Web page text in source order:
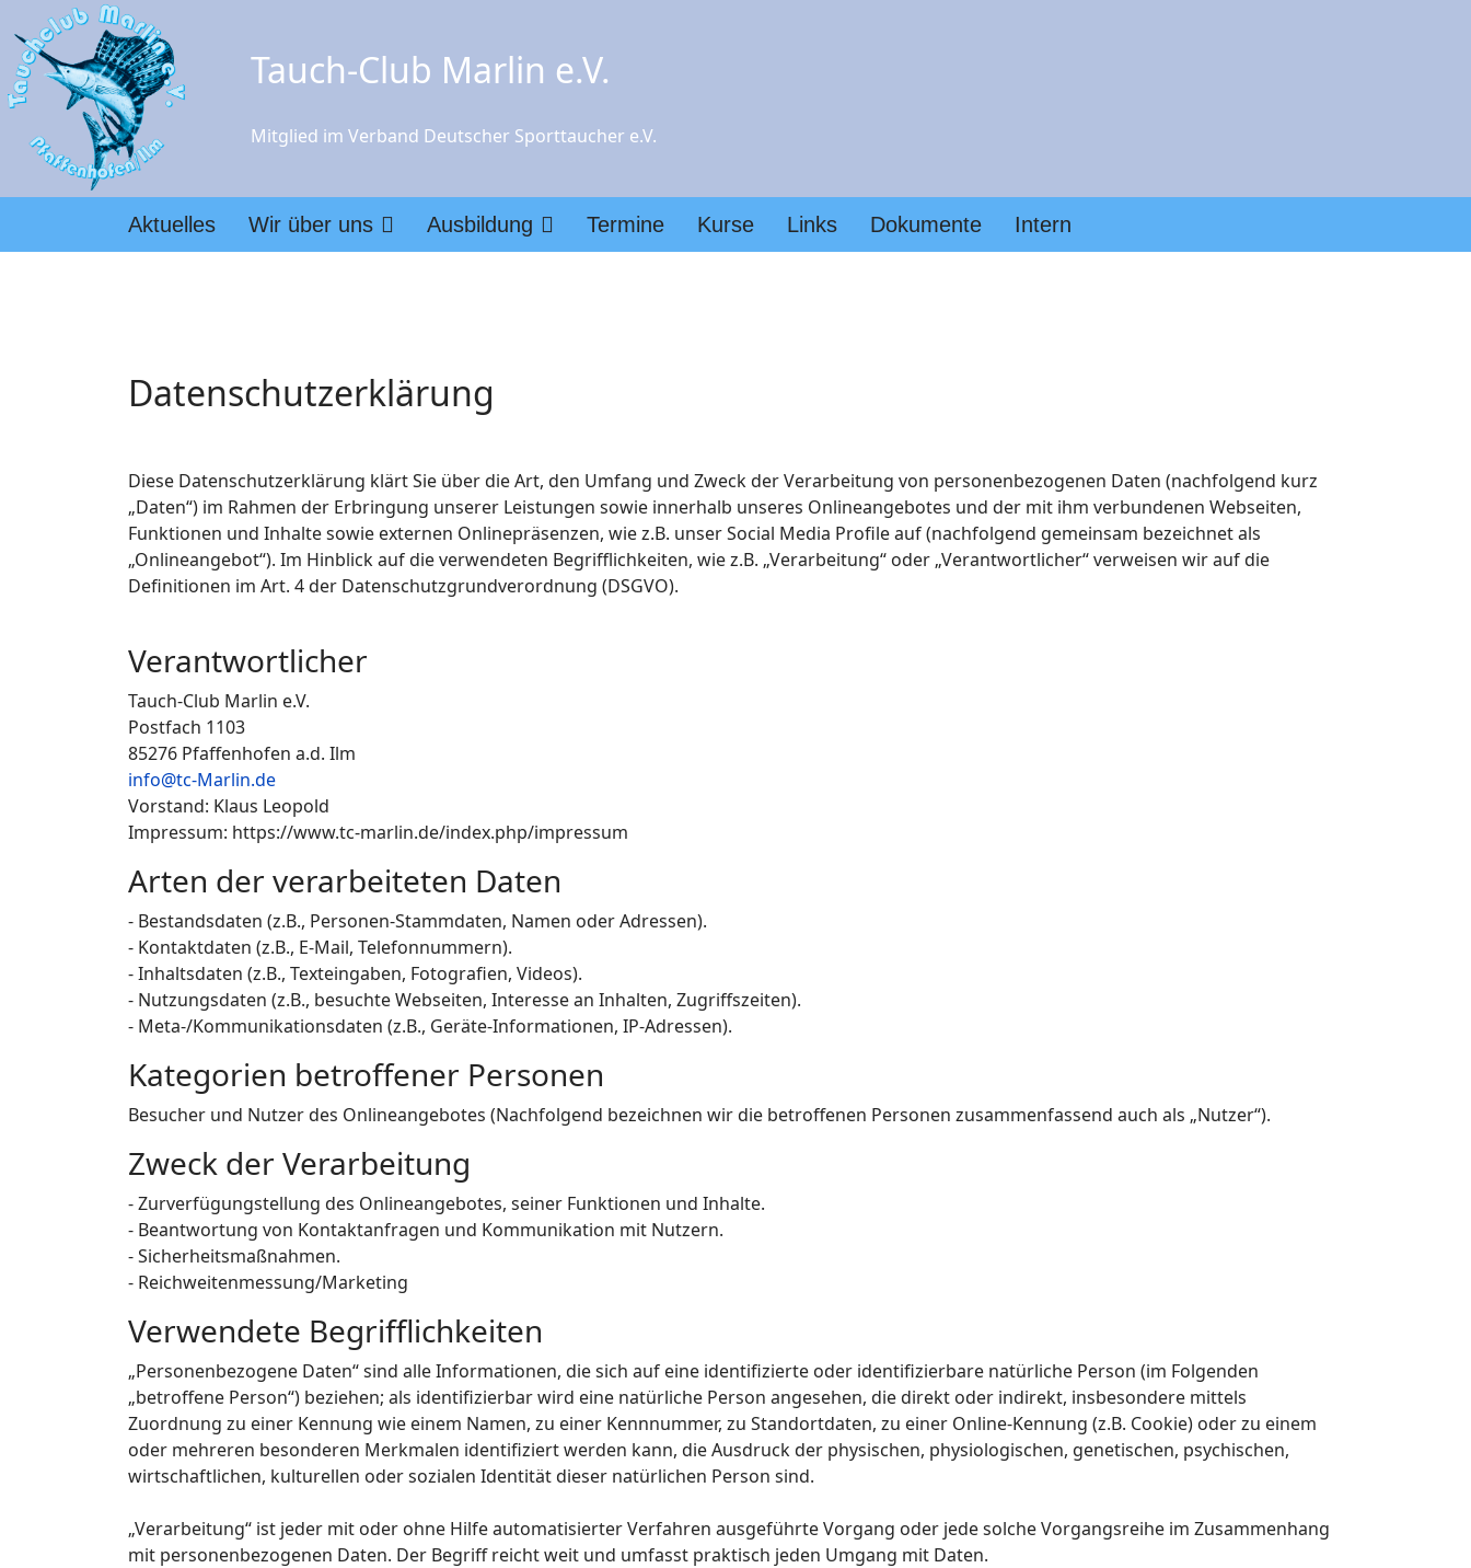
Tauch-Club Marlin e.V.
Mitglied im Verband Deutscher Sporttaucher e.V.
Aktuelles Wir über uns Ausbildung Termine Kurse Links Dokumente Intern
Datenschutzerklärung
Diese Datenschutzerklärung klärt Sie über die Art, den Umfang und Zweck der Verarbeitung von personenbezogenen Daten (nachfolgend kurz
„Daten“) im Rahmen der Erbringung unserer Leistungen sowie innerhalb unseres Onlineangebotes und der mit ihm verbundenen Webseiten,
Funktionen und Inhalte sowie externen Onlinepräsenzen, wie z.B. unser Social Media Profile auf (nachfolgend gemeinsam bezeichnet als
„Onlineangebot“). Im Hinblick auf die verwendeten Begrifflichkeiten, wie z.B. „Verarbeitung“ oder „Verantwortlicher“ verweisen wir auf die
Definitionen im Art. 4 der Datenschutzgrundverordnung (DSGVO).
Verantwortlicher
Tauch-Club Marlin e.V.
Postfach 1103
85276 Pfaffenhofen a.d. Ilm
info@tc-Marlin.de
Vorstand: Klaus Leopold
Impressum: https://www.tc-marlin.de/index.php/impressum
Arten der verarbeiteten Daten
- Bestandsdaten (z.B., Personen-Stammdaten, Namen oder Adressen).
- Kontaktdaten (z.B., E-Mail, Telefonnummern).
- Inhaltsdaten (z.B., Texteingaben, Fotografien, Videos).
- Nutzungsdaten (z.B., besuchte Webseiten, Interesse an Inhalten, Zugriffszeiten).
- Meta-/Kommunikationsdaten (z.B., Geräte-Informationen, IP-Adressen).
Kategorien betroffener Personen
Besucher und Nutzer des Onlineangebotes (Nachfolgend bezeichnen wir die betroffenen Personen zusammenfassend auch als „Nutzer“).
Zweck der Verarbeitung
- Zurverfügungstellung des Onlineangebotes, seiner Funktionen und Inhalte.
- Beantwortung von Kontaktanfragen und Kommunikation mit Nutzern.
- Sicherheitsmaßnahmen.
- Reichweitenmessung/Marketing
Verwendete Begrifflichkeiten
„Personenbezogene Daten“ sind alle Informationen, die sich auf eine identifizierte oder identifizierbare natürliche Person (im Folgenden
„betroffene Person“) beziehen; als identifizierbar wird eine natürliche Person angesehen, die direkt oder indirekt, insbesondere mittels
Zuordnung zu einer Kennung wie einem Namen, zu einer Kennnummer, zu Standortdaten, zu einer Online-Kennung (z.B. Cookie) oder zu einem
oder mehreren besonderen Merkmalen identifiziert werden kann, die Ausdruck der physischen, physiologischen, genetischen, psychischen,
wirtschaftlichen, kulturellen oder sozialen Identität dieser natürlichen Person sind.
„Verarbeitung“ ist jeder mit oder ohne Hilfe automatisierter Verfahren ausgeführte Vorgang oder jede solche Vorgangsreihe im Zusammenhang
mit personenbezogenen Daten. Der Begriff reicht weit und umfasst praktisch jeden Umgang mit Daten.